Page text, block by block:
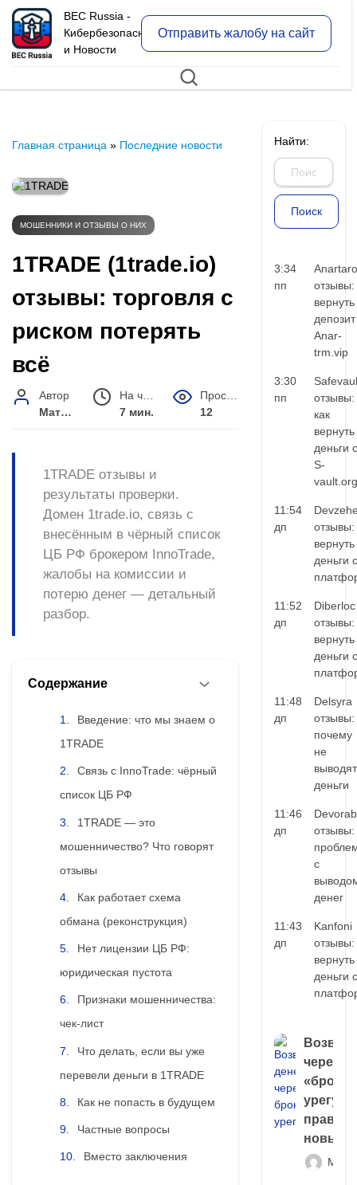
BEC Russia -
Кибербезопасность
и Новости
Отправить жалобу на сайт
Главная страница » Последние новости
МОШЕННИКИ И ОТЗЫВЫ О НИХ
1TRADE (1trade.io)
отзывы: торговля с
риском потерять
всё
Автор
Матвей Иванов
7 мин.
12
1TRADE отзывы и
результаты проверки.
Домен 1trade.io, связь с
внесённым в чёрный список
ЦБ РФ брокером InnoTrade,
жалобы на комиссии и
потерю денег — детальный
разбор.
Содержание
Введение: что мы знаем о
1TRADE
Связь с InnoTrade: чёрный
список ЦБ РФ
1TRADE — это
мошенничество? Что говорят
отзывы
Как работает схема
обмана (реконструкция)
Нет лицензии ЦБ РФ:
юридическая пустота
Признаки мошенничества:
чек-лист
Что делать, если вы уже
перевели деньги в 1TRADE
Как не попасть в будущем
Частные вопросы
Вместо заключения
Найти:
3:34
пп
отзывы:
вернуть
Anar-
trm.vip
3:30
пп
отзывы:
как
вернуть
деньги с
S-
vault.org
11:54
дп
отзывы:
вернуть
деньги с
11:52
дп
Diberloc
отзывы:
вернуть
деньги с
11:48
дп
Delsyra
отзывы:
почему
не
выводят
деньги
11:46
дп
отзывы:
с
денег
11:43
дп
Kanfoni
отзывы:
вернуть
деньги с
через
правда
новый